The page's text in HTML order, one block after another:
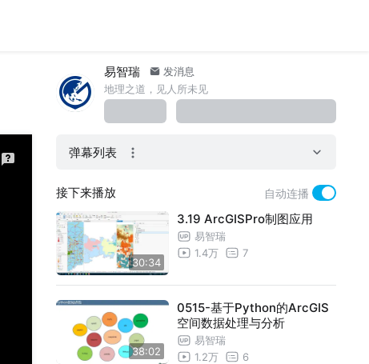
易智瑞
发消息
地理之道，见人所未见
弹幕列表
接下来播放 自动连播
30:34
3.19 ArcGISPro制图应用
易智瑞
1.4万
7
38:02
0515-基于Python的ArcGIS
空间数据处理与分析
易智瑞
1.2万
6